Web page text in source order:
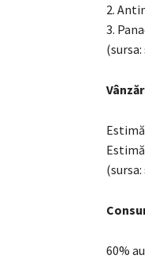
2.
3.
60%